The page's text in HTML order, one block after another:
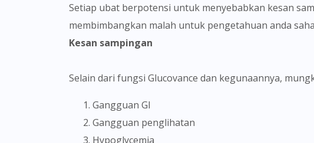
Setiap ubat berpotensi untuk menyebabkan kesan
membimbangkan malah untuk pengetahuan anda
Kesan sampingan
Selain dari fungsi Glucovance dan kegunaannya,
Gangguan GI
Gangguan penglihatan
Hypoglycemia